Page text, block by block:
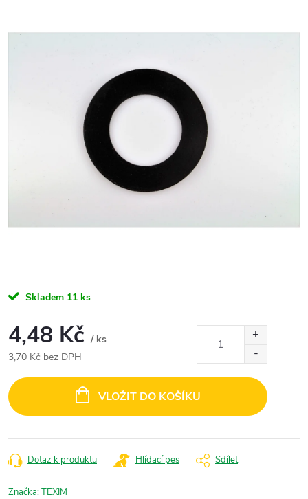
Skladem 11 ks
4,48 Kč / ks
3,70 Kč bez DPH
cena:
VLOŽIT DO KOŠÍKU
Dotaz k produktu Hlídací pes Sdílet
Značka:TEXIM